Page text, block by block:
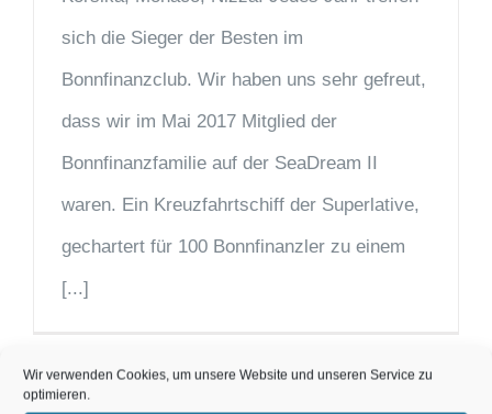
Wir verwenden Cookies, um unsere Website und unseren Service zu
optimieren.
sich die Sieger der Besten im
Bonnfinanzclub. Wir haben uns sehr gefreut,
dass wir im Mai 2017 Mitglied der
Bonnfinanzfamilie auf der SeaDream II
waren. Ein Kreuzfahrtschiff der Superlative,
gechartert für 100 Bonnfinanzler zu einem
[...]